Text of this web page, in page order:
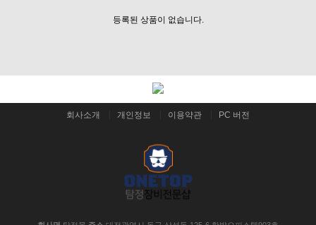
등록된 상품이 없습니다.
회사소개 개인정보 이용약관 PC 버전